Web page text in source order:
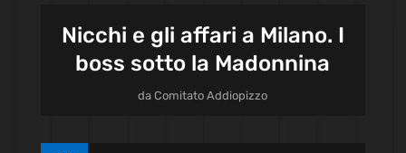
Nicchi e gli affari a Milano. I
boss sotto la Madonnina
daComitato Addiopizzo